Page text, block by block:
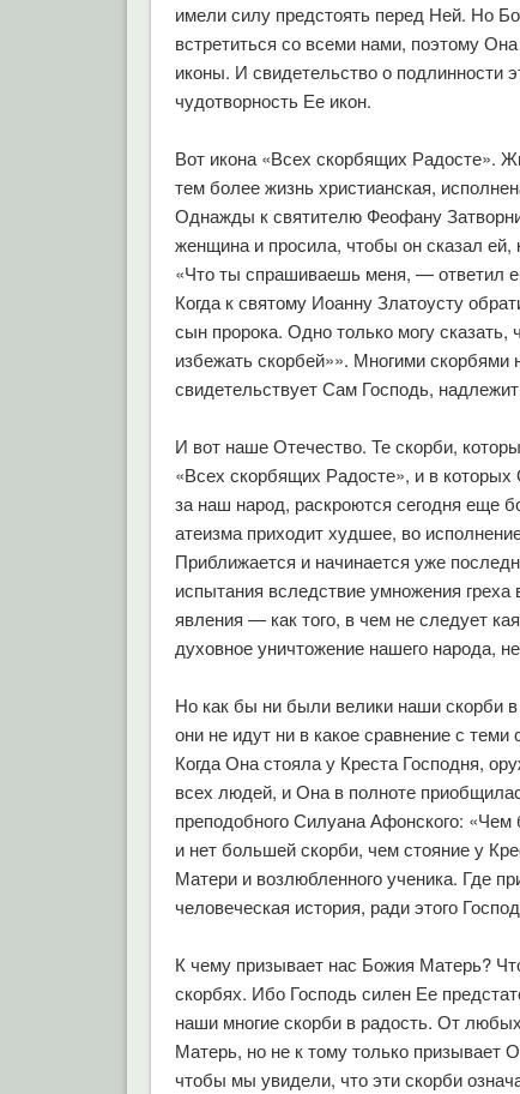
имели силу предстоять перед Ней. Но
встретиться со всеми нами, поэтому
иконы. И свидетельство о подлинности
чудотворность Ее икон.
Вот икона «Всех скорбящих Радосте».
тем более жизнь христианская,
Однажды к святителю Феофану
женщина и просила, чтобы он сказал ей,
«Что ты спрашиваешь меня, — ответил
Когда к святому Иоанну Златоусту
сын пророка. Одно только могу
избежать скорбей»». Многими
свидетельствует Сам Господь,
И вот наше Отечество. Те скорби,
«Всех скорбящих Радосте», и в
за наш народ, раскроются сегодня еще
атеизма приходит худшее, во
Приближается и начинается уже
испытания вследствие умножения
явления — как того, в чем не следует
духовное уничтожение нашего народа,
Но как бы ни были велики наши скорби
они не идут ни в какое сравнение с
Когда Она стояла у Креста Господня,
всех людей, и Она в полноте
преподобного Силуана Афонского:
и нет большей скорби, чем стояние у
Матери и возлюбленного ученика. Где
человеческая история, ради этого
К чему призывает нас Божия Матерь?
скорбях. Ибо Господь силен Ее
наши многие скорби в радость. От
Матерь, но не к тому только призывает
чтобы мы увидели, что эти скорби